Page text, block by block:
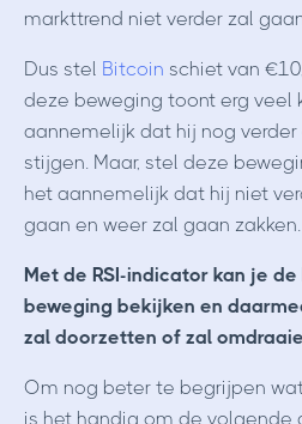
markttrend niet verder zal
Dus stel Bitcoin schiet van
deze beweging toont erg veel
aannemelijk dat hij nog
stijgen. Maar, stel deze
het aannemelijk dat hij niet
gaan en weer zal gaan zakken.
Met de RSI-indicator kan je
beweging bekijken en
zal doorzetten of zal
Om nog beter te begrijpen
is het handig om de